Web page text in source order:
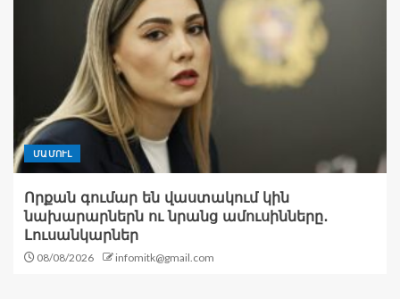
ՄԱՄՈՒԼ
Որքան գումար են վաստակում կին
նախարարներն ու նրանց ամուսինները․
Լուսանկարներ
08/08/2026 infomitk@gmail.com